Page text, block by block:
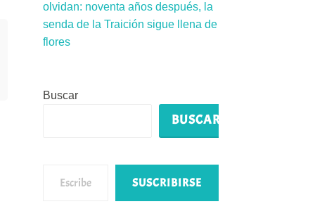
olvidan: noventa años después, la
senda de la Traición sigue llena de
flores
Buscar
BUSCAR
SUSCRIBIRSE